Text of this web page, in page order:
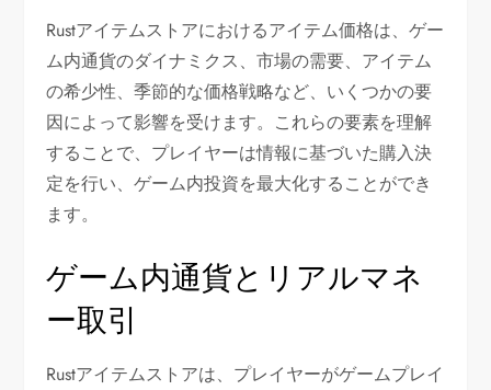
Rustアイテムストアにおけるアイテム価格は、ゲー
ム内通貨のダイナミクス、市場の需要、アイテム
の希少性、季節的な価格戦略など、いくつかの要
因によって影響を受けます。これらの要素を理解
することで、プレイヤーは情報に基づいた購入決
定を行い、ゲーム内投資を最大化することができ
ます。
ゲーム内通貨とリアルマネ
ー取引
Rustアイテムストアは、プレイヤーがゲームプレイ